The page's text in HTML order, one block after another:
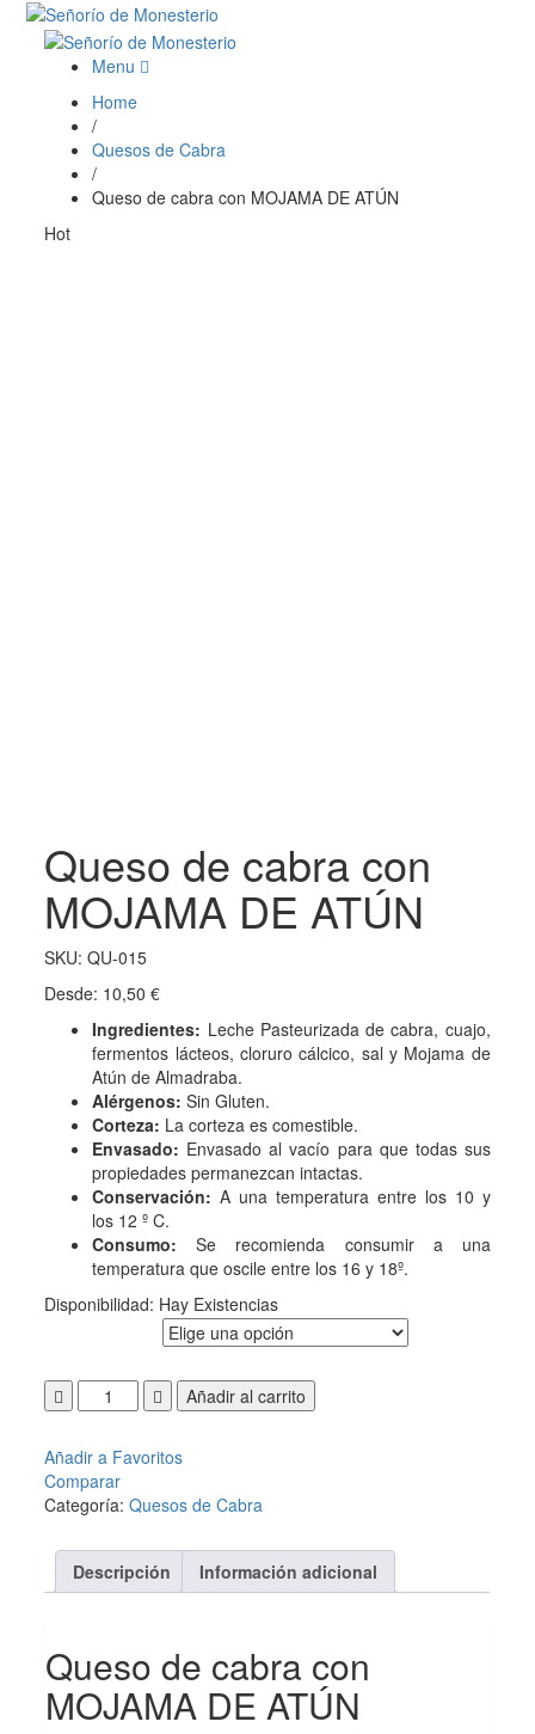
Menu
Home
/
Quesos de Cabra
/
Queso de cabra con MOJAMA DE ATÚN
Hot
Queso de cabra con
MOJAMA DE ATÚN
SKU:QU-015
Desde: 10,50€
Ingredientes: Leche Pasteurizada de cabra, cuajo,
fermentos lácteos, cloruro cálcico, sal y Mojama de
Atún de Almadraba.
Alérgenos: Sin Gluten.
Corteza: La corteza es comestible.
Envasado: Envasado al vacío para que todas sus
propiedades permanezcan intactas.
Conservación: A una temperatura entre los 10 y
los 12 º C.
Consumo: Se recomienda consumir a una
temperatura que oscile entre los 16 y 18º.
Disponibilidad: Hay Existencias
Añadir al carrito
Añadir a Favoritos
Comparar
Categoría:Quesos de Cabra
Descripción Información adicional
Queso de cabra con
MOJAMA DE ATÚN